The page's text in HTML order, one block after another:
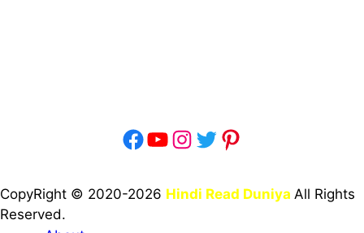
Facebook
YouTube
Instagram
TwitterPinterest
CopyRight © 2020-2026 Hindi Read Duniya All Rights
Reserved.